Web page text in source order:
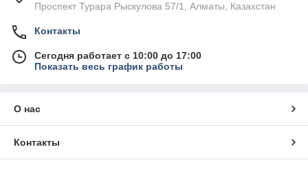
Проспект Турара Рыскулова 57/1, Алматы, Казахстан
Контакты
Сегодня работает с 10:00 до 17:00
Показать весь график работы
О нас
Контакты